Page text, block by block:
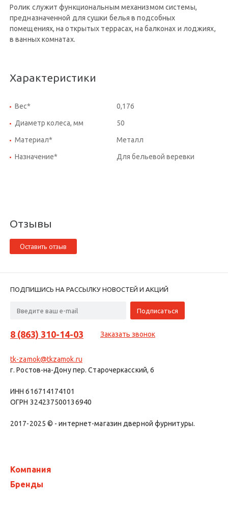
Ролик служит функциональным механизмом системы,
предназначенной для сушки белья в подсобных
помещениях, на открытых террасах, на балконах и лоджиях,
в ванных комнатах.
Характеристики
Вес* 0,176
Диаметр колеса, мм 50
Материал* Металл
Назначение* Для бельевой веревки
Отзывы
Оставить отзыв
ПОДПИШИСЬ НА РАССЫЛКУ НОВОСТЕЙ И АКЦИЙ
8 (863) 310-14-03 Заказать звонок
tk-zamok@tkzamok.ru
г. Ростов-на-Дону пер. Старочеркасский, 6
ИНН 616714174101
ОГРН 324237500136940
2017-2025 © - интернет-магазин дверной фурнитуры.
Компания
Бренды